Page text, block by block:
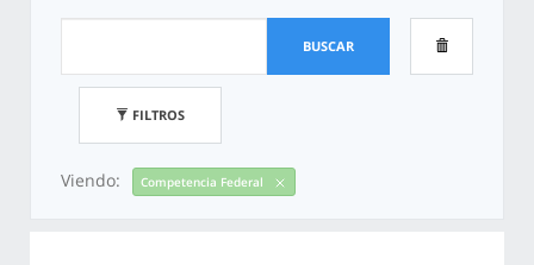
BUSCAR
FILTROS
Viendo: Competencia Federal